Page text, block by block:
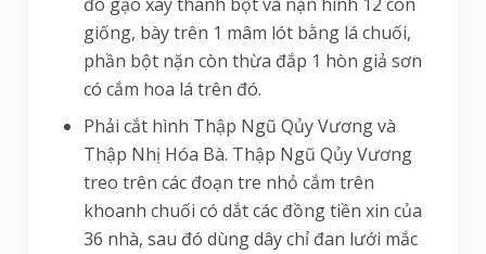
giống, bày trên 1 mâm lót bằng lá chuối,
phần bột nặn còn thừa đắp 1 hòn giả sơn
có cắm hoa lá trên đó.
Phải cắt hình Thập Ngũ Qủy Vương và
Thập Nhị Hóa Bà. Thập Ngũ Qủy Vương
treo trên các đoạn tre nhỏ cắm trên
khoanh chuối có dắt các đồng tiền xin của
36 nhà, sau đó dùng dây chỉ đan lưới mắc